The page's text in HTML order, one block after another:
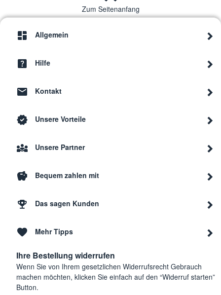
Zum Seitenanfang
Allgemein
Hilfe
Kontakt
Unsere Vorteile
Unsere Partner
Bequem zahlen mit
Das sagen Kunden
Mehr Tipps
Ihre Bestellung widerrufen
Wenn Sie von Ihrem gesetzlichen Widerrufsrecht Gebrauch
machen möchten, klicken Sie einfach auf den “Widerruf starten”
Button.